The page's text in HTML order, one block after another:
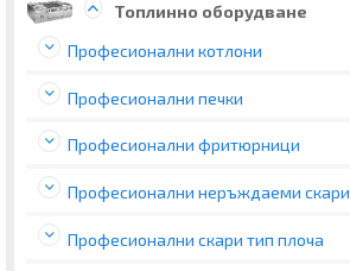
Топлинно оборудване
Професионални котлони
Професионални печки
Професионални фритюрници
Професионални неръждаеми скари
Професионални скари тип плоча